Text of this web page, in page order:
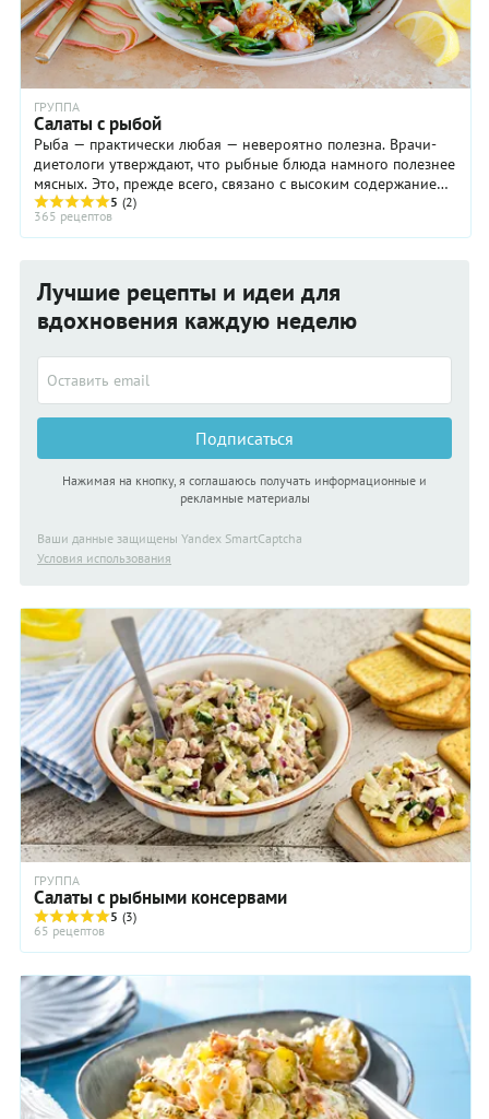
ГРУППА
Салаты с рыбой
Рыба — практически любая — невероятно полезна. Врачи-
диетологи утверждают, что рыбные блюда намного полезнее
мясных. Это, прежде всего, связано с высоким содержанием
в рыбе белков, калия, магния, ...
5 (2)
365 рецептов
Лучшие рецепты и идеи для
вдохновения каждую неделю
Подписаться
Нажимая на кнопку, я соглашаюсь получать информационные и
рекламные материалы
Ваши данные защищены Yandex SmartCaptcha
Условия использования
ГРУППА
Салаты с рыбными консервами
5 (3)
65 рецептов